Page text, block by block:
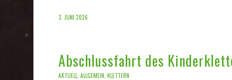
3. JUNI 2026
Abschlussfahrt des
AKTUELL ,ALLGEMEIN ,KLETTERN